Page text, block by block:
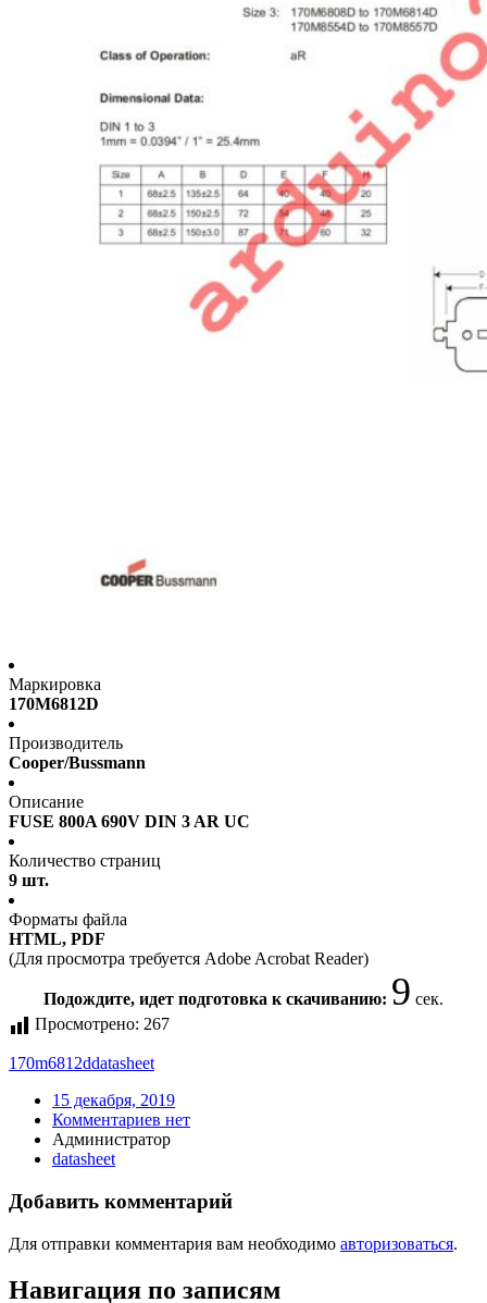
Маркировка
170M6812D
Производитель
Cooper/Bussmann
Описание
FUSE 800A 690V DIN 3 AR UC
Количество страниц
9 шт.
Форматы файла
HTML, PDF
(Для просмотра требуется Adobe Acrobat Reader)
Подождите, идет подготовка к скачиванию: 9 сек.
Просмотрено: 267
170m6812ddatasheet
15 декабря, 2019
Комментариев нет
Администратор
datasheet
Добавить комментарий
Для отправки комментария вам необходимо авторизоваться.
Навигация по записям